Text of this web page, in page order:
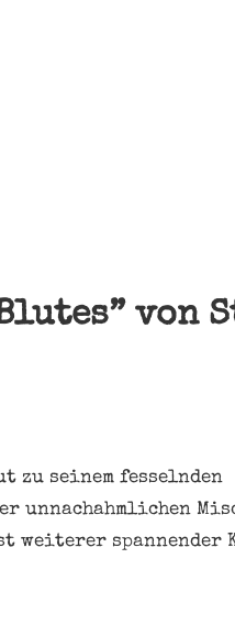
von
zu seinem fesselnden
unnachahmlichen
weiterer spannender